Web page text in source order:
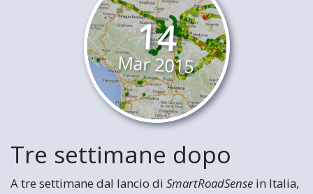
14
Mar2015
Tre settimane dopo
A tre settimane dal lancio di SmartRoadSense in Italia,